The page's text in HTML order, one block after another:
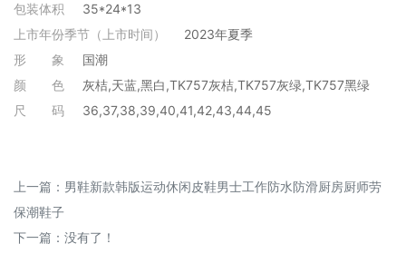
包装体积
35*24*13
上市年份季节（上市时间）
2023年夏季
形
象
国潮
颜
色
灰桔,天蓝,黑白,TK757灰桔,TK757灰绿,TK757黑绿
尺
码 36,37,38,39,40,41,42,43,44,45
上一篇： 男鞋新款韩版运动休闲皮鞋男士工作防水防滑厨房厨师劳
保潮鞋子
下一篇：没有了！